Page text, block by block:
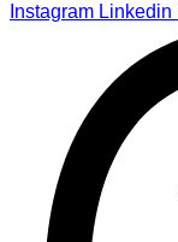
Instagram Linkedin